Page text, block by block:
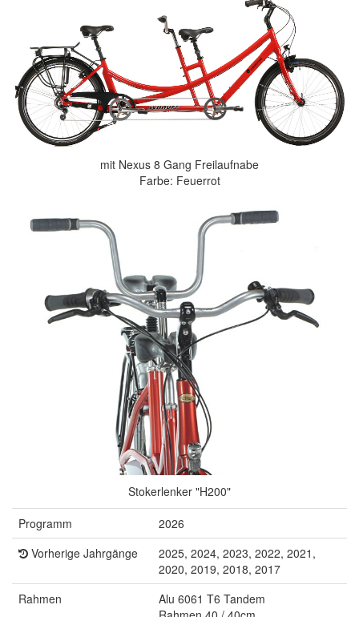
mit Nexus 8 Gang Freilaufnabe
Farbe: Feuerrot
Stokerlenker "H200"
Programm
2026
Vorherige Jahrgänge
2025, 2024, 2023, 2022, 2021,
2020, 2019, 2018, 2017
Rahmen
Alu 6061 T6 Tandem